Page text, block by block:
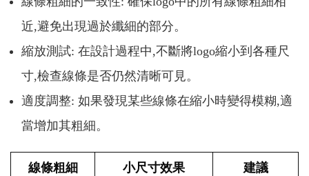
近,避免出現過於纖細的部分。
縮放測試: 在設計過程中,不斷將logo縮小到各種尺
寸,檢查線條是否仍然清晰可見。
適度調整: 如果發現某些線條在縮小時變得模糊,適
當增加其粗細。
線條粗細 小尺寸效果 建議